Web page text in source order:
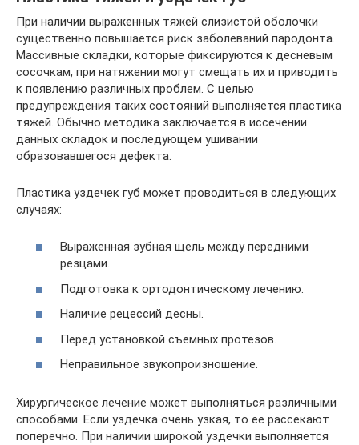
При наличии выраженных тяжей слизистой оболочки
существенно повышается риск заболеваний пародонта.
Массивные складки, которые фиксируются к десневым
сосочкам, при натяжении могут смещать их и приводить
к появлению различных проблем. С целью
предупреждения таких состояний выполняется пластика
тяжей. Обычно методика заключается в иссечении
данных складок и последующем ушивании
образовавшегося дефекта.
Пластика уздечек губ может проводиться в следующих
случаях:
Выраженная зубная щель между передними
резцами.
Подготовка к ортодонтическому лечению.
Наличие рецессий десны.
Перед установкой съемных протезов.
Неправильное звукопроизношение.
Хирургическое лечение может выполняться различными
способами. Если уздечка очень узкая, то ее рассекают
поперечно. При наличии широкой уздечки выполняется